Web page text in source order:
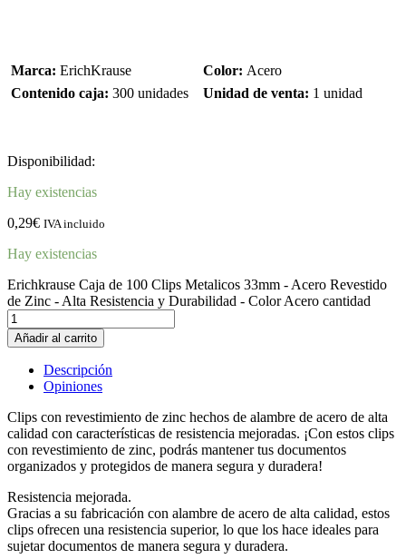
Marca: ErichKrause Color: Acero
Contenido caja: 300 unidades Unidad de venta: 1 unidad
Disponibilidad:
Hay existencias
0,29€ IVA incluido
Hay existencias
Erichkrause Caja de 100 Clips Metalicos 33mm - Acero Revestido
de Zinc - Alta Resistencia y Durabilidad - Color Acero cantidad
Añadir al carrito
Descripción
Opiniones
Clips con revestimiento de zinc hechos de alambre de acero de alta
calidad con características de resistencia mejoradas. ¡Con estos clips
con revestimiento de zinc, podrás mantener tus documentos
organizados y protegidos de manera segura y duradera!
Resistencia mejorada.
Gracias a su fabricación con alambre de acero de alta calidad, estos
clips ofrecen una resistencia superior, lo que los hace ideales para
sujetar documentos de manera segura y duradera.